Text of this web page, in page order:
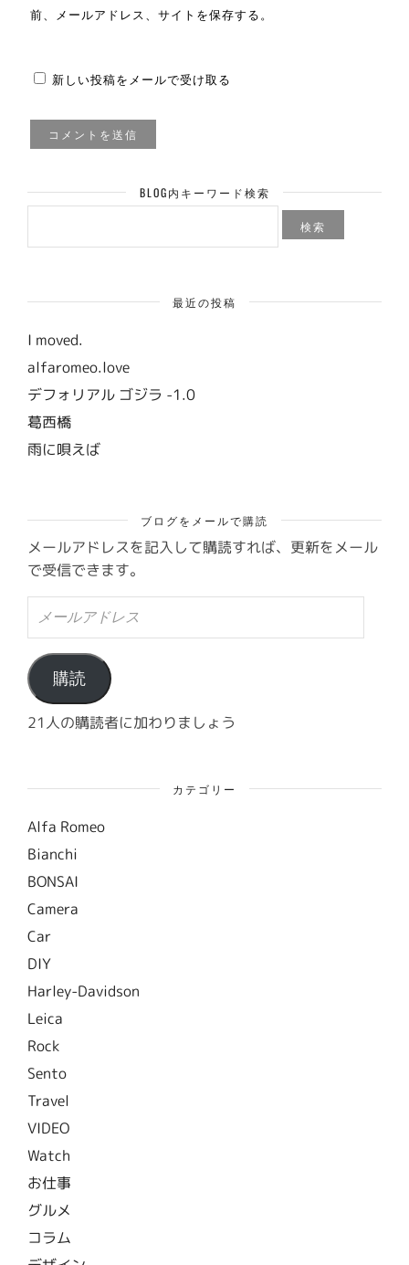
前、メールアドレス、サイトを保存する。
新しい投稿をメールで受け取る
BLOG内キーワード検索
検
最近の投稿
I moved.
alfaromeo.love
デフォリアル ゴジラ -1.0
葛西橋
雨に唄えば
ブログをメールで購読
メールアドレスを記入して購読すれば、更新をメール
で受信できます。
ル
ア
ド
レ
ス
購読
21人の購読者に加わりましょう
カテゴリー
Alfa Romeo
Bianchi
BONSAI
Camera
Car
DIY
Harley-Davidson
Leica
Rock
Sento
Travel
VIDEO
Watch
お仕事
グルメ
コラム